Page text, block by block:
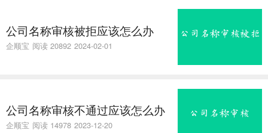
公司名称审核被拒应该怎么办
企顺宝 阅读 20892 2024-02-01
公司名称审核不通过应该怎么办
企顺宝 阅读 14978 2023-12-20